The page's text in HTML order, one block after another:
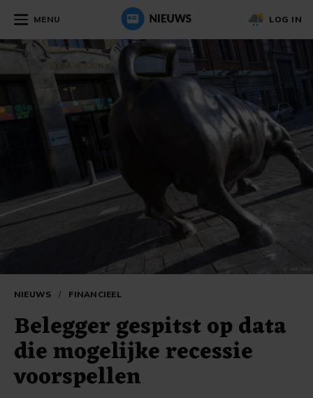
MENU LOG IN
NIEUWS / FINANCIEEL
Belegger gespitst op data
die mogelijke recessie
voorspellen